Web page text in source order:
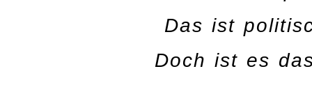
Das ist
Doch ist es